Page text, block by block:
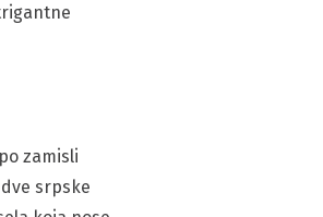
zamisli
srpske